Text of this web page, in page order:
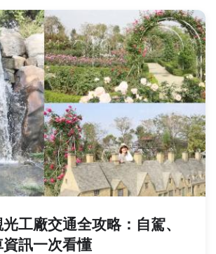
工廠交通全攻略：自駕、
訊一次看懂